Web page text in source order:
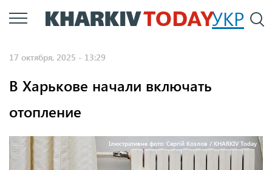
Перейти
к
УКР
17 октября, 2025 - 13:29
В Харькове начали включать
отопление
Ілюстративне фото: Сергій Козлов / KHARKIV Today